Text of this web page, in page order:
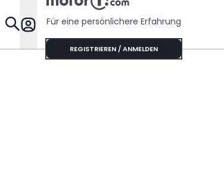
Specials
Für eine persönlichere Erfahrung
REGISTRIEREN / ANMELDEN
Forderung für den